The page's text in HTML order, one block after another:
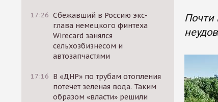
17:26 Сбежавший в Россию экс-
глава немецкого финтеха
Wirecard занялся
сельхозбизнесом и
автозапчастями
17:16 В «ДНР» по трубам отопления
потечет зеленая вода. Таким
образом «власти» решили
Почти